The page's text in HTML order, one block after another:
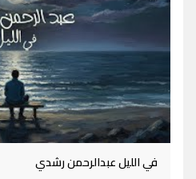
في الليل عبدالرحمن رشدي